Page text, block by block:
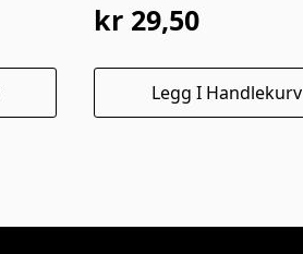
Opprinnelig
pris
kr29,50
Nåværende
pris
Legg I Handlekurv